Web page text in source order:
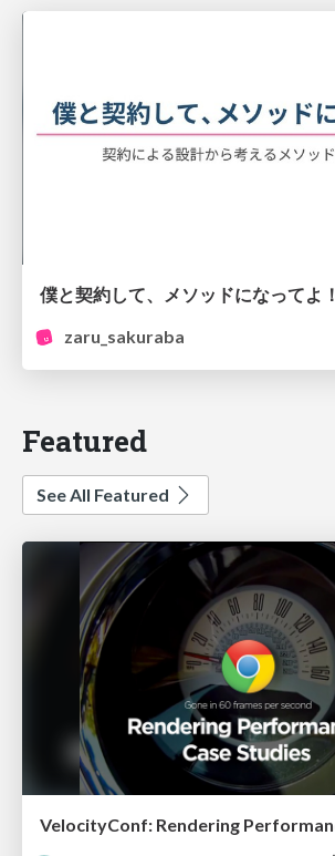
僕と契約して、メソッドになってよ！
zaru_sakuraba
Featured
See All Featured